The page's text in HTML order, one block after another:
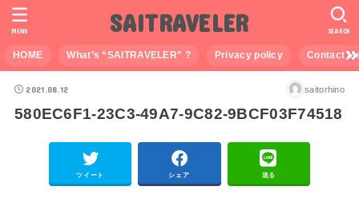
SAITRAVELER
HOME What’s “SAITRAVELER” ? Privacy policy Contact
SEARCH
MENU
2021.08.12 saitorhino
580EC6F1-23C3-49A7-9C82-9BCF03F74518
ツイート シェア 送る